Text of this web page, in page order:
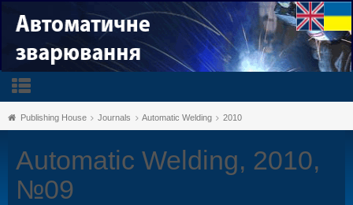
Publishing House Journals Automatic Welding 2010
Automatic Welding, 2010,
№09